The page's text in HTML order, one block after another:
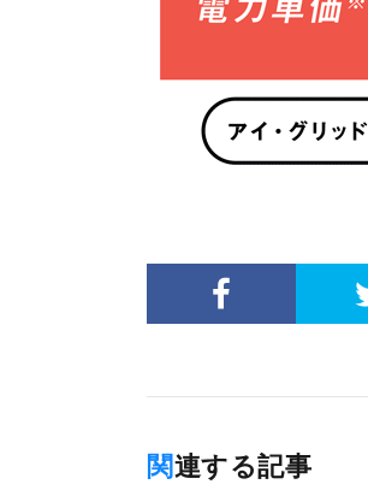
関連する記事